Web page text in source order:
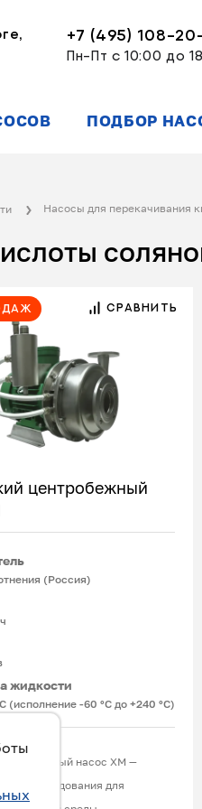
+7 (495) 108-
Пн-Пт с 10:00 до
ПОДБОР
Насосы для перекачивания
СРАВНИТЬ
центробежный
(Россия)
жидкости
(исполнение -60 °С до +240 °С)
насос ХМ —
оборудования для